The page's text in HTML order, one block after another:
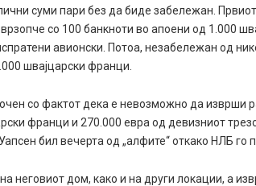
суми пари без да биде забележан.
со 100 банкноти во апоени од 1.000
авионски. Потоа, незабележан од
швајцарски франци.
со фактот дека е невозможно да изврши
франци и 270.000 евра од девизниот
бил вечерта од „алфите“ откако НЛБ го
неговиот дом, како и на други локации, а